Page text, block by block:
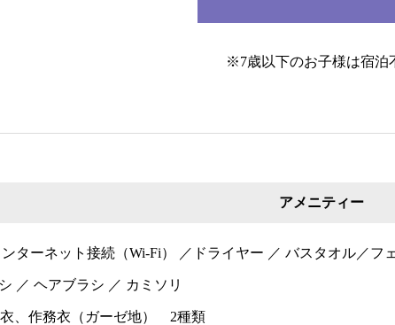
※7歳以下のお子様は宿泊
アメニティー
ターネット接続（Wi-Fi） ／ドライヤー ／ バスタオル／フ
／ ヘアブラシ ／ カミソリ
、作務衣（ガーゼ地） 2種類